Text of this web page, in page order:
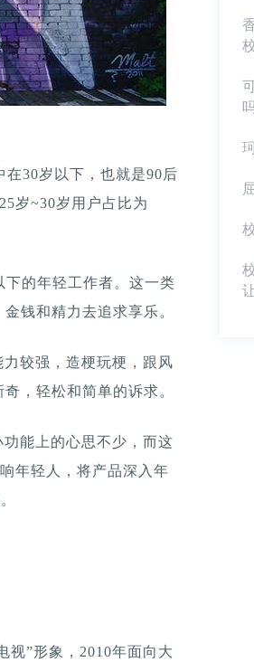
30岁以下，也就是90后
岁~30岁用户占比为
的年轻工作者。这一类
钱和精力去追求享乐。
较强，造梗玩梗，跟风
，轻松和简单的诉求。
能上的心思不少，而这
年轻人，将产品深入年
视”形象，2010年面向大